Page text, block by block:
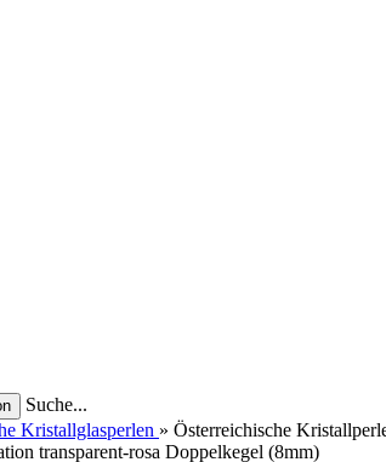
Suche...
Kristallglasperlen » Österreichische